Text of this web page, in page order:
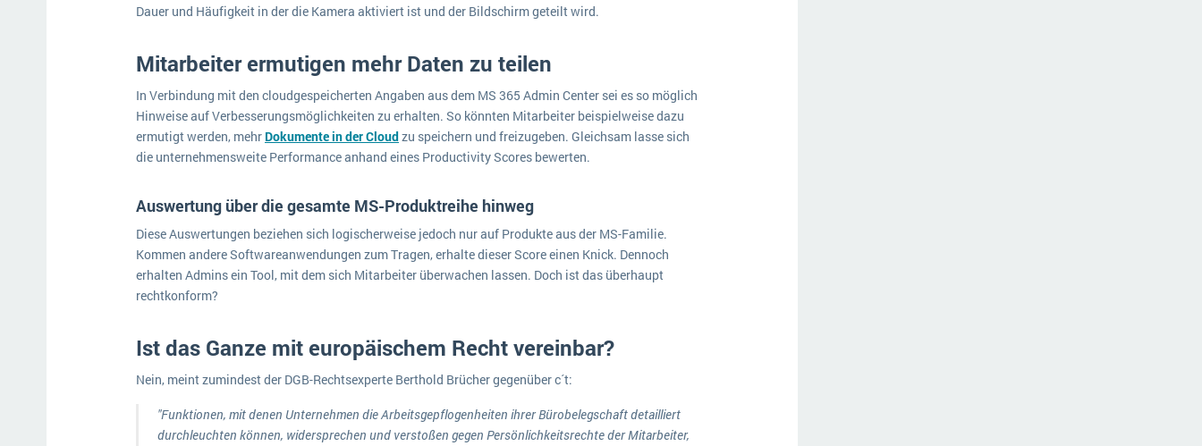
Dauer und Häufigkeit in der die Kamera aktiviert ist und der Bildschirm geteilt wird.
Mitarbeiter ermutigen mehr Daten zu teilen
In Verbindung mit den cloudgespeicherten Angaben aus dem MS 365 Admin Center sei es so möglich
Hinweise auf Verbesserungsmöglichkeiten zu erhalten. So könnten Mitarbeiter beispielweise dazu
ermutigt werden, mehr Dokumente in der Cloudzu speichern und freizugeben. Gleichsam lasse sich
die unternehmensweite Performance anhand eines Productivity Scores bewerten.
Auswertung über die gesamte MS-Produktreihe hinweg
Diese Auswertungen beziehen sich logischerweise jedoch nur auf Produkte aus der MS-Familie.
Kommen andere Softwareanwendungen zum Tragen, erhalte dieser Score einen Knick. Dennoch
erhalten Admins ein Tool, mit dem sich Mitarbeiter überwachen lassen. Doch ist das überhaupt
rechtkonform?
Ist das Ganze mit europäischem Recht vereinbar?
Nein, meint zumindest der DGB-Rechtsexperte Berthold Brücher gegenüber c´t:
"Funktionen, mit denen Unternehmen die Arbeitsgepflogenheiten ihrer Bürobelegschaft detailliert
durchleuchten können, widersprechen und verstoßen gegen Persönlichkeitsrechte der Mitarbeiter,